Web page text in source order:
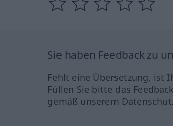
Sie haben Feedback zu
Fehlt eine Übersetzung, ist
Füllen Sie bitte das
gemäß unserem